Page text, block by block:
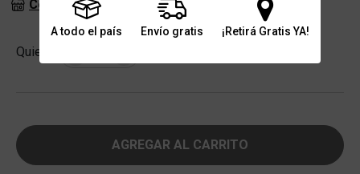
A todo el país Envío gratis ¡Retirá Gratis YA!
Consultar stock en sucursales
Quiero
AGREGAR AL CARRITO